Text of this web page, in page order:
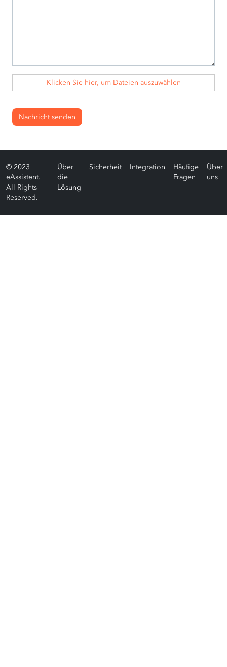
Klicken Sie hier, um Dateien auszuwählen
Nachricht senden
© 2023
eAssistent.
All Rights
Reserved.
Über
die
Lösung
Sicherheit Integration
Häufige
Fragen
Über
uns